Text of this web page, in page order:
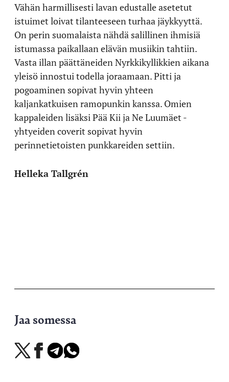
Vähän harmillisesti lavan edustalle asetetut
istuimet loivat tilanteeseen turhaa jäykkyyttä.
On perin suomalaista nähdä salillinen ihmisiä
istumassa paikallaan elävän musiikin tahtiin.
Vasta illan päättäneiden Nyrkkikyllikkien aikana
yleisö innostui todella joraamaan. Pitti ja
pogoaminen sopivat hyvin yhteen
kaljankatkuisen ramopunkin kanssa. Omien
kappaleiden lisäksi Pää Kii ja Ne Luumäet -
yhtyeiden coverit sopivat hyvin
perinnetietoisten punkkareiden settiin.
Helleka Tallgrén
Jaa somessa
Jaa
X-
Jaa
Facebookissa
Jaa
Telegramissa
Jaa
WhatsAppissa